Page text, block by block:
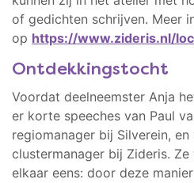
of gedichten schrijven. Meer
op https://www.zideris.nl/
Ontdekkingstocht
Voordat deelneemster Anja
er korte speeches van Paul
regiomanager bij Silverein,
clustermanager bij Zideris.
elkaar eens: door deze